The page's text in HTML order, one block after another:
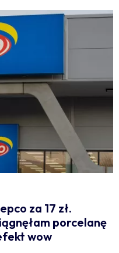
za 17 zł.
porcelanę
wow